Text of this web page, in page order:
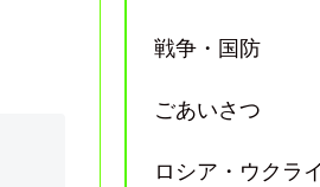
戦争・国防
ごあいさつ
ロシア・ウクラ